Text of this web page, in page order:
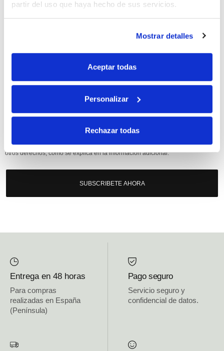
partir del uso que haya hecho de sus servicios.
Mostrar detalles
Aceptar todas
Personalizar
Rechazar todas
Si, he leído y acepto la política de protección de datos.
Responsable: HIJOS DE JOSÉ SERRATS S.A. Finalidad: tratamientos con
fines comerciales, legitimación: consentimiento, destinatarios: proveedor de
otros derechos, como se explica en la información adicional.
SUBSCRIBETE AHORA
Entrega en 48 horas
Para compras
realizadas en España
(Península)
Pago seguro
Servicio seguro y
confidencial de datos.